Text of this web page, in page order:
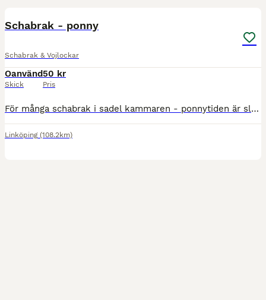
Schabrak - ponny
Schabrak & Vojlockar
Oanvänd
Skick
50 kr
Pris
För många schabrak i sadel kammaren - ponnytiden är slut. Finns i Linköping Stl ponny om inget annat anges Både nya och begagnade Trinity mörk marin, 250:- Trinity vitt, stl cob, 250:- HKM nytt,
Linköping (108.2km)